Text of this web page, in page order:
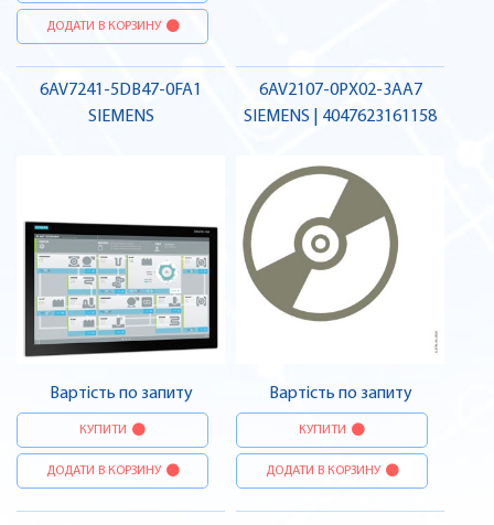
ДОДАТИ В КОРЗИНУ
6AV7241-5DB47-0FA1
SIEMENS
Вартість по запиту
КУПИТИ
ДОДАТИ В КОРЗИНУ
6AV2107-0PX02-3AA7
SIEMENS | 4047623161158
Вартість по запиту
КУПИТИ
ДОДАТИ В КОРЗИНУ